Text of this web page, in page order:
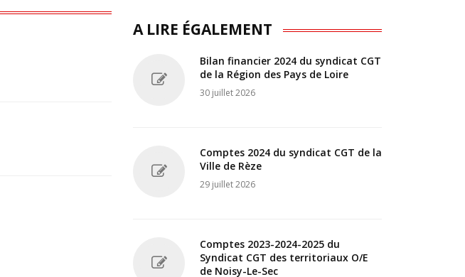
A LIRE ÉGALEMENT
Bilan financier 2024 du syndicat CGT
de la Région des Pays de Loire
30 juillet 2026
Comptes 2024 du syndicat CGT de la
Ville de Rèze
29 juillet 2026
Comptes 2023-2024-2025 du
Syndicat CGT des territoriaux O/E
de Noisy-Le-Sec